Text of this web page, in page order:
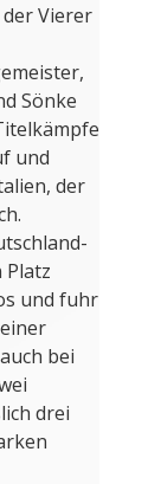
Vierer
Sönke
und
der
Platz
und fuhr
bei
drei